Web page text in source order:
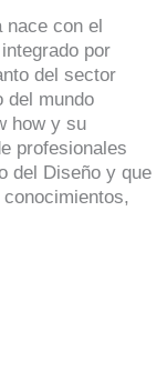
nace con el
por
del sector
del mundo
how y su
profesionales
del Diseño y que